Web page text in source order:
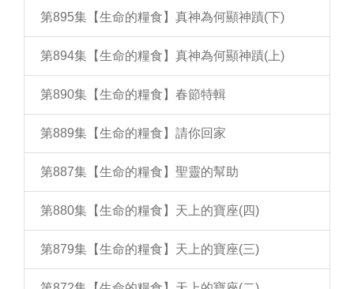
第895集【生命的糧食】真神為何顯神蹟(下)
第894集【生命的糧食】真神為何顯神蹟(上)
第890集【生命的糧食】春節特輯
第889集【生命的糧食】請你回家
第887集【生命的糧食】聖靈的幫助
第880集【生命的糧食】天上的寶座(四)
第879集【生命的糧食】天上的寶座(三)